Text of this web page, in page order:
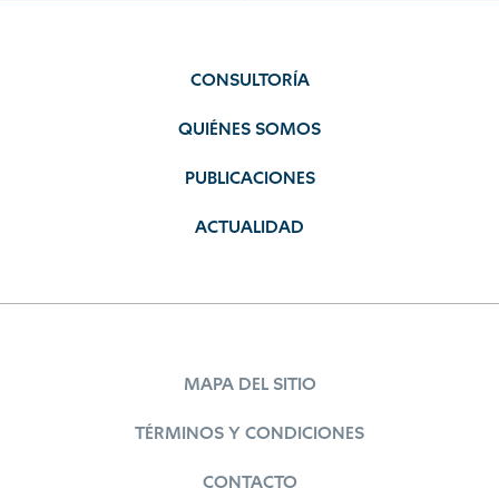
CONSULTORÍA
QUIÉNES SOMOS
PUBLICACIONES
ACTUALIDAD
MAPA DEL SITIO
TÉRMINOS Y CONDICIONES
CONTACTO